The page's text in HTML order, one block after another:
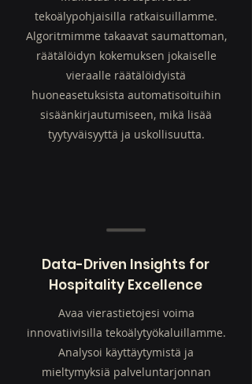
tekoälypohjaisilla ratkaisuillamme.
Algoritmimme takaavat saumattoman,
räätälöidyn kokemuksen jokaiselle
vieraalle räätälöidyistä
huoneasetuksista automatisoituihin
sisäänkirjautumiseen, mikä lisää
tyytyväisyyttä ja uskollisuutta.
Data-Driven Insights for
Hospitality Excellence
Avaa vierastietojesi voima
innovatiivisilla tekoälytyökaluillamme.
Analysoi käyttäytymistä ja
mieltymyksiä palveluntarjonnan